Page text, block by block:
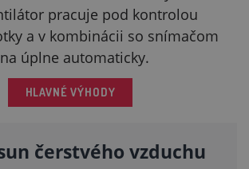
pracuje pod kontrolou
a v kombinácii so snímačom
úplne automaticky.
HLAVNÉ VÝHODY
čerstvého vzduchu